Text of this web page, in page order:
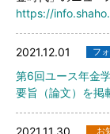
https://
2021.12.01 フ
第6回ユース年金
要旨（論文）を掲
2021.11.30 お